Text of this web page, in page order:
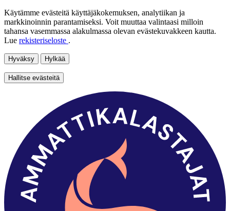
Käytämme evästeitä käyttäjäkokemuksen, analytiikan ja
markkinoinnin parantamiseksi. Voit muuttaa valintaasi milloin
tahansa vasemmassa alakulmassa olevan evästekuvakkeen kautta.
Lue rekisteriseloste .
Hyväksy Hylkää
Hallitse evästeitä